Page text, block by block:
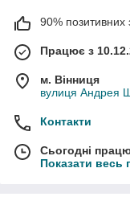
90% позитивних
Працює з
м. Вінниця
вулиця Андрея
Контакти
Сьогодні
Показати весь